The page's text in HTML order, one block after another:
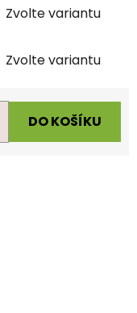
Zvolte variantu
Zvolte variantu
DO KOŠÍKU